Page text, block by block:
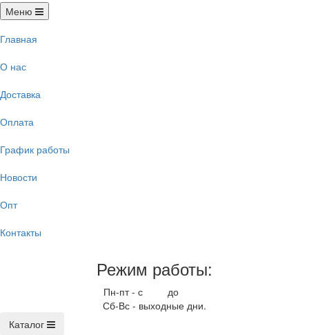
Меню
Главная
О нас
Доставка
Оплата
График работы
Новости
Опт
Контакты
Режим работы:
Пн-пт - с до
Сб-Вс - выходные дни.
Каталог